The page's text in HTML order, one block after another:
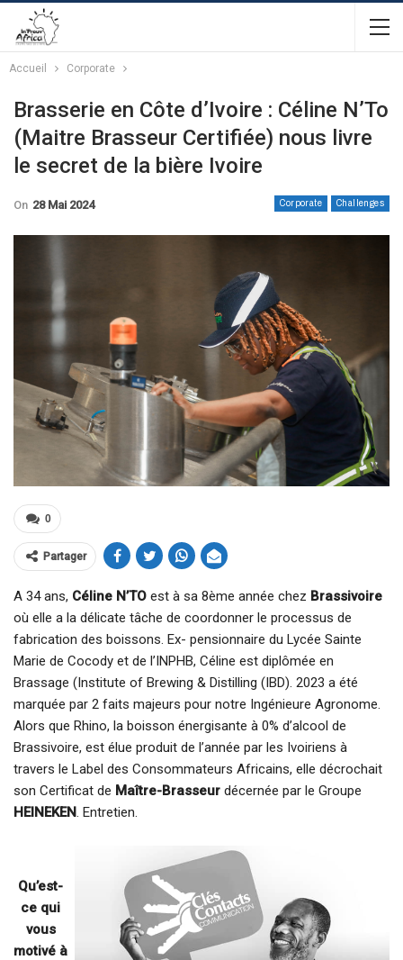
Accueil Corporate
Brasserie en Côte d’Ivoire : Céline N’To
(Maitre Brasseur Certifiée) nous livre
le secret de la bière Ivoire
Corporate Challenges
On 28 Mai 2024
0
Partager
A 34 ans, Céline N’TO est à sa 8ème année chez Brassivoire
où elle a la délicate tâche de coordonner le processus de
fabrication des boissons. Ex- pensionnaire du Lycée Sainte
Marie de Cocody et de l’INPHB, Céline est diplômée en
Brassage (Institute of Brewing & Distilling (IBD). 2023 a été
marquée par 2 faits majeurs pour notre Ingénieure Agronome.
Alors que Rhino, la boisson énergisante à 0% d’alcool de
Brassivoire, est élue produit de l’année par les Ivoiriens à
travers le Label des Consommateurs Africains, elle décrochait
son Certificat de Maître-Brasseur décernée par le Groupe
HEINEKEN. Entretien.
Qu’est-
ce qui
vous
motivé à